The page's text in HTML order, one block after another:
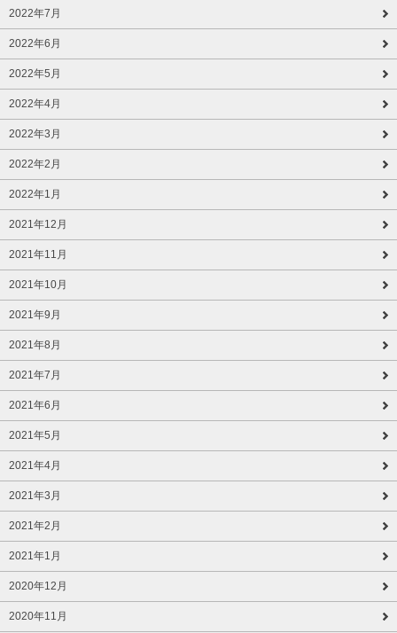
2022年7月
2022年6月
2022年5月
2022年4月
2022年3月
2022年2月
2022年1月
2021年12月
2021年11月
2021年10月
2021年9月
2021年8月
2021年7月
2021年6月
2021年5月
2021年4月
2021年3月
2021年2月
2021年1月
2020年12月
2020年11月